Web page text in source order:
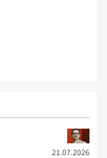
21.07.2026